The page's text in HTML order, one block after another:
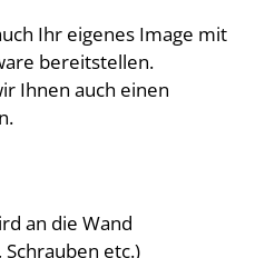
Ihr eigenes Image mit
bereitstellen.
Ihnen auch einen
an die Wand
etc.)